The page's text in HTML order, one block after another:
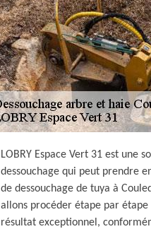
LOBRY Espace Vert 31 est une
dessouchage qui peut prendre
de dessouchage de tuya à
allons procéder étape par
résultat exceptionnel,